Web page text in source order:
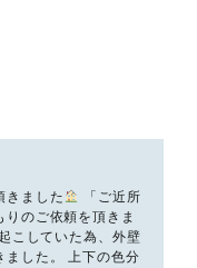
きました
「ご近所
のご依頼を頂きま
こしていた為、外壁
ました。 上下の色分